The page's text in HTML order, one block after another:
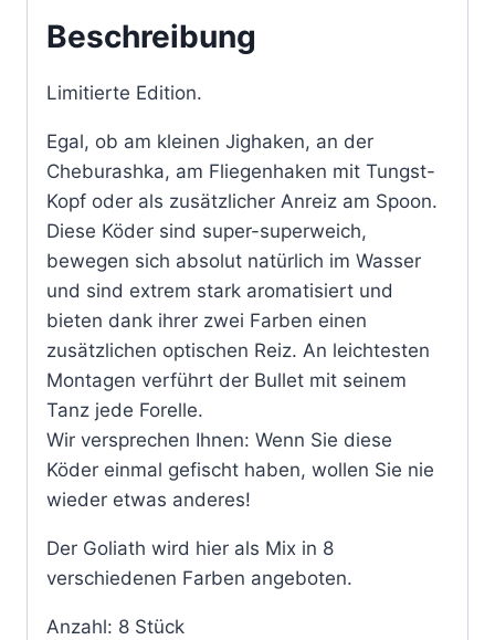
Beschreibung
Limitierte Edition.
Egal, ob am kleinen Jighaken, an der
Cheburashka, am Fliegenhaken mit Tungst-
Kopf oder als zusätzlicher Anreiz am Spoon.
Diese Köder sind super-superweich,
bewegen sich absolut natürlich im Wasser
und sind extrem stark aromatisiert und
bieten dank ihrer zwei Farben einen
zusätzlichen optischen Reiz. An leichtesten
Montagen verführt der Bullet mit seinem
Tanz jede Forelle.
Wir versprechen Ihnen: Wenn Sie diese
Köder einmal gefischt haben, wollen Sie nie
wieder etwas anderes!
Der Goliath wird hier als Mix in 8
verschiedenen Farben angeboten.
Anzahl: 8 Stück